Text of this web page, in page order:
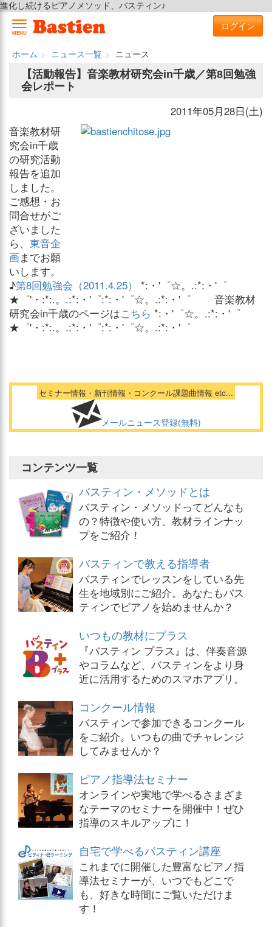
進化し続けるピアノメソッド、バスティン♪
MENU
ログイン
ホーム ニュース一覧
ニュース
【活動報告】音楽教材研究会in千歳／第8回勉強
会レポート
2011年05月28日(土)
音楽教材研
究会in千歳
の研究活動
報告を追加
しました。
ご感想・お
問合せがご
ざいました
ら、 東音企
画までお願
いします。
♪第8回勉強会（2011.4.25）
*:・'゜☆。.:*:・'゜
★゜'・:*:.。.:*:・'゜:*:・'゜☆。.:*:・'゜ 音楽教材
研究会in千歳のページはこちら *:・'゜☆。.:*:・'゜
★゜'・:*:.。.:*:・'゜:*:・'゜☆。.:*:・'゜
セミナー情報・新刊情報・コンクール課題曲情報 etc...
メールニュース登録(無料)
コンテンツ一覧
バスティン・メソッドとは
バスティン・メソッドってどんなも
の？特徴や使い方、教材ラインナッ
プをご紹介！
バスティンで教える指導者
バスティンでレッスンをしている先
生を地域別にご紹介。あなたもバス
ティンでピアノを始めませんか？
いつもの教材にプラス
『バスティン プラス』は、伴奏音源
やコラムなど、バスティンをより身
近に活用するためのスマホアプリ。
コンクール情報
バスティンで参加できるコンクール
をご紹介。いつもの曲でチャレンジ
してみませんか？
ピアノ指導法セミナー
オンラインや実地で学べるさまざま
なテーマのセミナーを開催中！ぜひ
指導のスキルアップに！
自宅で学べるバスティン講座
これまでに開催した豊富なピアノ指
導法セミナーが、いつでもどこで
も、好きな時間にご覧いただけま
す！